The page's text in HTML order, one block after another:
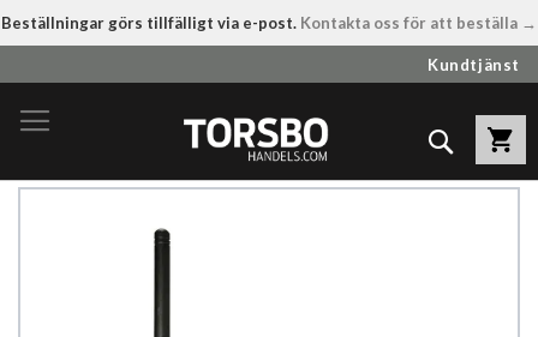
Beställningar görs tillfälligt via e-post. Kontakta oss för att beställa →
till
innehållet
Kundtjänst
Sök